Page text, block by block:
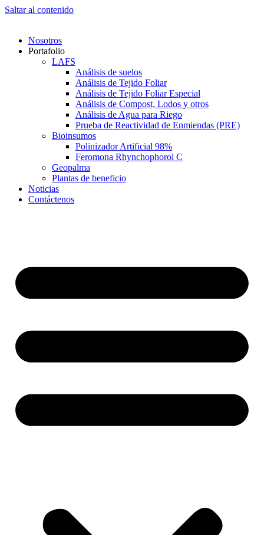
Saltar al contenido
Nosotros
Portafolio
LAFS
Análisis de suelos
Análisis de Tejido Foliar
Análisis de Tejido Foliar Especial
Análisis de Compost, Lodos y otros
Análisis de Agua para Riego
Prueba de Reactividad de Enmiendas (PRE)
Bioinsumos
Polinizador Artificial 98%
Feromona Rhynchophorol C
Geopalma
Plantas de beneficio
Noticias
Contáctenos